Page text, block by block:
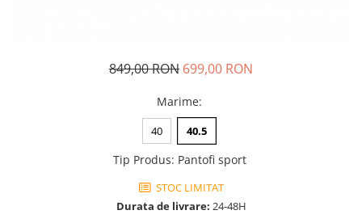
849,00 RON 699,00 RON
Marime:
40 40.5
Tip Produs: Pantofi sport
STOC LIMITAT
Durata de livrare: 24-48H